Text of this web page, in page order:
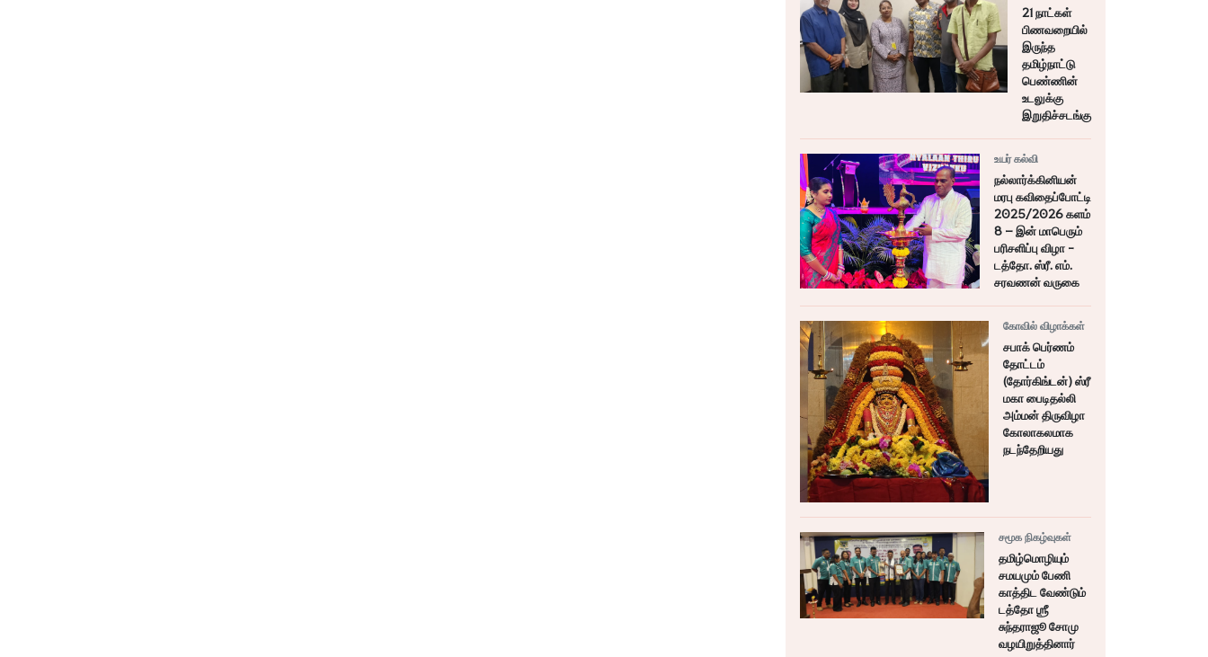
21 நாட்கள்
பிணவறையில்
இருந்த
தமிழ்நாட்டு
பெண்ணின்
உடலுக்கு
இறுதிச்சடங்கு
உயர் கல்வி
நல்லார்க்கினியன்
மரபு கவிதைப்போட்டி
2025/2026 களம்
8 – இன் மாபெரும்
பரிசளிப்பு விழா -
டத்தோ. ஸ்ரீ. எம்.
சரவணன் வருகை
கோவில் விழாக்கள்
சபாக் பெர்ணம்
தோட்டம்
(தோர்கிங்டன்) ஸ்ரீ
மகா பைடிதல்லி
அம்மன் திருவிழா
கோலாகலமாக
நடந்தேறியது
சமூக நிகழ்வுகள்
தமிழ்மொழியும்
சமயமும் பேணி
காத்திட வேண்டும்
டத்தோ ஶ்ரீ
சுந்தராஜூ சோமு
வழயிறுத்தினார்